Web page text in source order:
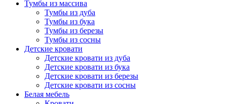
Тумбы из массива
Тумбы из дуба
Тумбы из бука
Тумбы из березы
Тумбы из сосны
Детские кровати
Детские кровати из дуба
Детские кровати из бука
Детские кровати из березы
Детские кровати из сосны
Белая мебель